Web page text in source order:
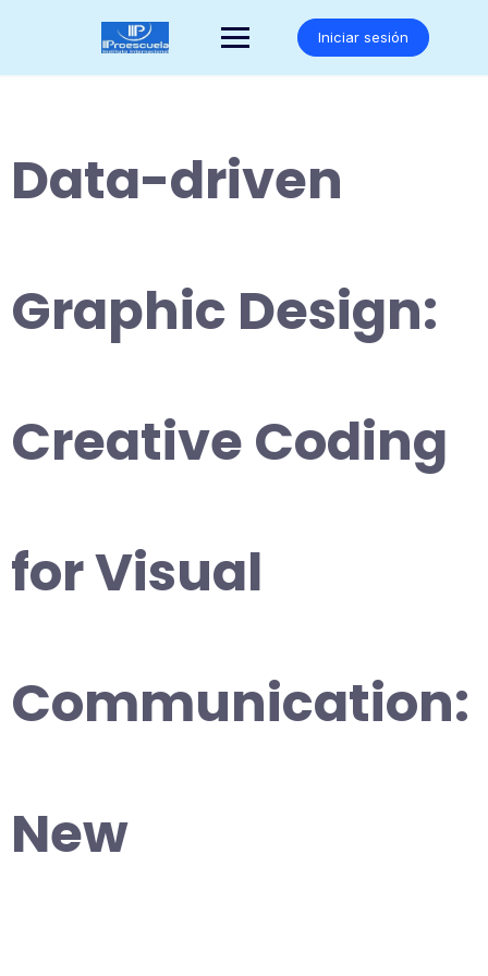
Iniciar sesión
Data-driven
Graphic Design:
Creative Coding
for Visual
Communication:
New